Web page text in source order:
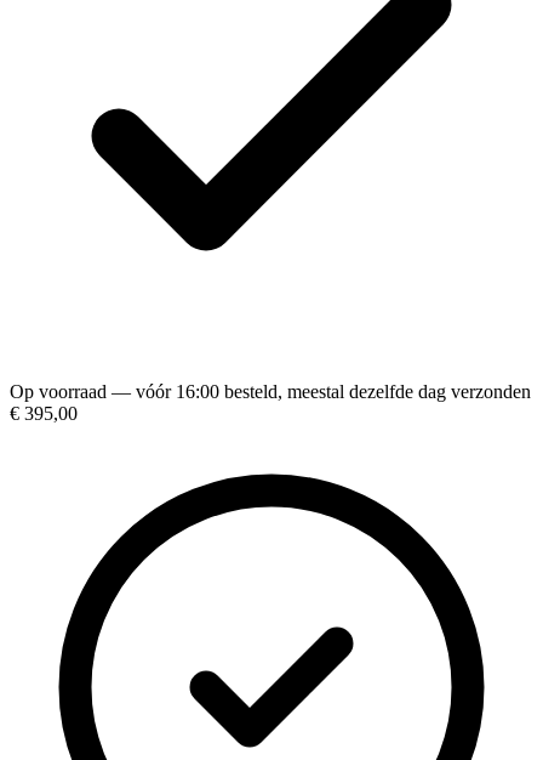
Op voorraad — vóór 16:00 besteld, meestal dezelfde dag verzonden
€ 395,00